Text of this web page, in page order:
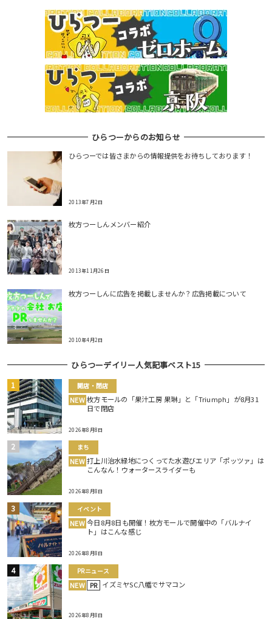
ひらつーからのお知らせ
ひらつーでは皆さまからの情報提供をお待ちしております！
2013年7月2日
枚方つーしんメンバー紹介
2013年11月26日
枚方つーしんに広告を掲載しませんか？広告掲載について
2010年4月2日
ひらつーデイリー人気記事ベスト15
開店・閉店
NEW 枚方モールの「果汁工房 果琳」と「Triumph」が8月31
日で閉店
2026年8月8日
まち
NEW 打上川治水緑地につくってた水遊びエリア「ポッツァ」は
こんなん！ウォータースライダーも
2026年8月8日
イベント
NEW 今日8月8日も開催！枚方モールで開催中の「バルナイ
ト」はこんな感じ
2026年8月8日
PRニュース
NEW PR イズミヤSC八幡でサマコン
2026年8月8日